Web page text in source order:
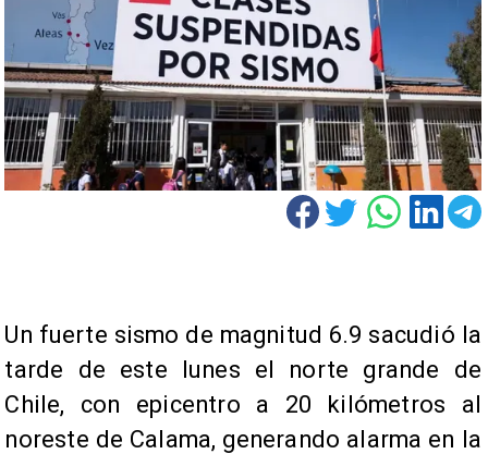
Un fuerte sismo de magnitud 6.9 sacudió la
tarde de este lunes el norte grande de
Chile, con epicentro a 20 kilómetros al
noreste de Calama, generando alarma en la